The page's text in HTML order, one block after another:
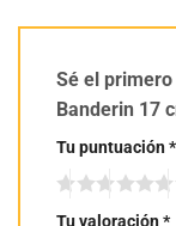
Sé el
Banderin 17
Tu puntuación*
Tu valoración*